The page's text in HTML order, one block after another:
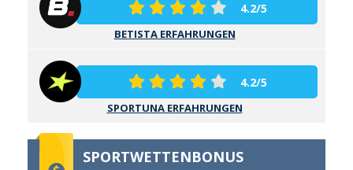
4.2/5
BETISTA ERFAHRUNGEN
4.2/5
SPORTUNA ERFAHRUNGEN
SPORTWETTENBONUS